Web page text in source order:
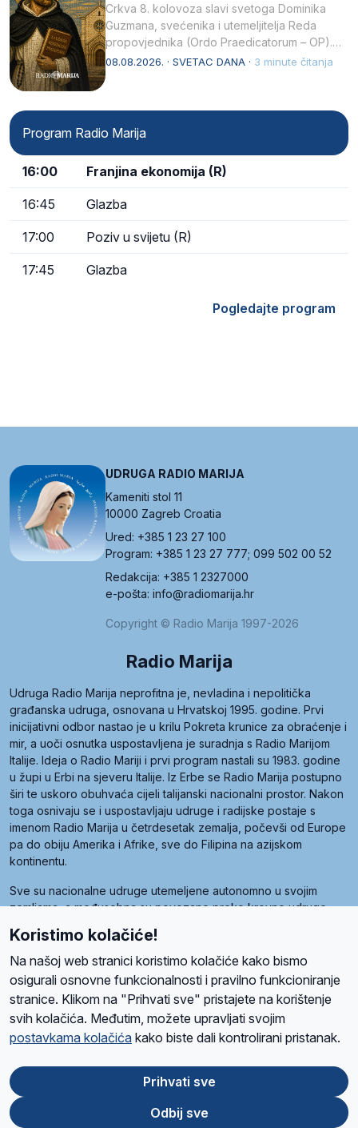
Crkva 8. kolovoza slavi svetoga Dominika
Guzmana, svećenika i utemeljitelja Reda
propovjednika (Ordo Praedicatorum – OP).
Svojim životom, dubokom ljubavlju prema
08.08.2026. · SVETAC DANA · 3 minute čitanja
Program Radio Marija
16:00 Franjina ekonomija (R)
16:45 Glazba
17:00 Poziv u svijetu (R)
17:45 Glazba
Pogledajte program
UDRUGA RADIO MARIJA
Kameniti stol 11
10000 Zagreb Croatia
Ured: +385 1 23 27 100
Program: +385 1 23 27 777; 099 502 00 52
Redakcija: +385 1 2327000
e-pošta: info@radiomarija.hr
Copyright © Radio Marija 1997-2026
Radio Marija
Udruga Radio Marija neprofitna je, nevladina i nepolitička
građanska udruga, osnovana u Hrvatskoj 1995. godine. Prvi
inicijativni odbor nastao je u krilu Pokreta krunice za obraćenje i
mir, a uoči osnutka uspostavljena je suradnja s Radio Marijom
Italije. Ideja o Radio Mariji i prvi program nastali su 1983. godine
u župi u Erbi na sjeveru Italije. Iz Erbe se Radio Marija postupno
širi te uskoro obuhvaća cijeli talijanski nacionalni prostor. Nakon
toga osnivaju se i uspostavljaju udruge i radijske postaje s
imenom Radio Marija u četrdesetak zemalja, počevši od Europe
pa do obiju Amerika i Afrike, sve do Filipina na azijskom
kontinentu.
Sve su nacionalne udruge utemeljene autonomno u svojim
zemljama, a međusobna su povezane preko krovne udruge
Radio Maria). Svjetsku obitelj utemeljilo je sedam članica, među
kojima je i hrvatska Udruga Radio Marija.
O namaRadio ProgramVolonteriPrijateljiKontaktPravila privatnosti
Ova stranica je zaštićena Google reCAPTCHA sustavom
Google
Koristimo kolačiće!
Na našoj web stranici koristimo kolačiće kako bismo
osigurali osnovne funkcionalnosti i pravilno funkcioniranje
stranice. Klikom na "Prihvati sve" pristajete na korištenje
svih kolačića. Međutim, možete upravljati svojim
postavkama kolačića kako biste dali kontrolirani pristanak.
Prihvati sve
Odbij sve